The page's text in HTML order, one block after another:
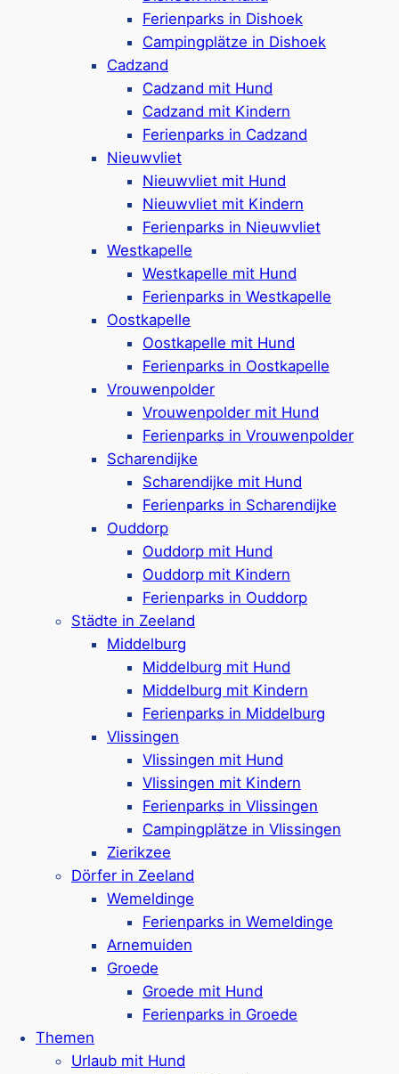
Ferienparks in Dishoek
Campingplätze in Dishoek
Cadzand
Cadzand mit Hund
Cadzand mit Kindern
Ferienparks in Cadzand
Nieuwvliet
Nieuwvliet mit Hund
Nieuwvliet mit Kindern
Ferienparks in Nieuwvliet
Westkapelle
Westkapelle mit Hund
Ferienparks in Westkapelle
Oostkapelle
Oostkapelle mit Hund
Ferienparks in Oostkapelle
Vrouwenpolder
Vrouwenpolder mit Hund
Ferienparks in Vrouwenpolder
Scharendijke
Scharendijke mit Hund
Ferienparks in Scharendijke
Ouddorp
Ouddorp mit Hund
Ouddorp mit Kindern
Ferienparks in Ouddorp
Städte in Zeeland
Middelburg
Middelburg mit Hund
Middelburg mit Kindern
Ferienparks in Middelburg
Vlissingen
Vlissingen mit Hund
Vlissingen mit Kindern
Ferienparks in Vlissingen
Campingplätze in Vlissingen
Zierikzee
Dörfer in Zeeland
Wemeldinge
Ferienparks in Wemeldinge
Arnemuiden
Groede
Groede mit Hund
Ferienparks in Groede
Themen
Urlaub mit Hund
Dampfbad
Spielplätze, Sporteinrichtungen, Minigolf
Nur 1 km bis zum Strand
Google Rezensionen:4,0/5 Sterne
Bewertungen)
Mehr ansehen*
Molecaten Park Wijde Blick
Ferienpark inRenesse
Ferienhäuser & Camping-Stellplätze
Hunde sind in einigen Ferienhäusern
Hallenbad mit Planschbecken, Spielplatz
mit Air-Trampolin
Familien- & Kinderanimation (während
bestimmter Ferien)
Nur 3 km bis zum Strand
Sportplätze & Radverleih
Naturwiese mit Schafen
Google Rezensionen:4,4/5 Sterne
Bewertungen)
Mehr ansehen*
Camping & Beachresort Julianahoeve
Ferienpark & Campingplatz in
Verschiedene Unterkünfte & Stellplätze
Haustiere sindnicht erlaubt
Viele Einrichtungen für Jung & Alt
Indoor-Spielplatz, Spielschiff &
Schwimmparadies
„Captains Cabin“ für Teenager mit Lounge-
Kissen & DJ-Pult
Sportplätze, Outdoor-Fitness & Lasertag
1 km bis zum Strand
Google Rezensionen:
Bewertungen)